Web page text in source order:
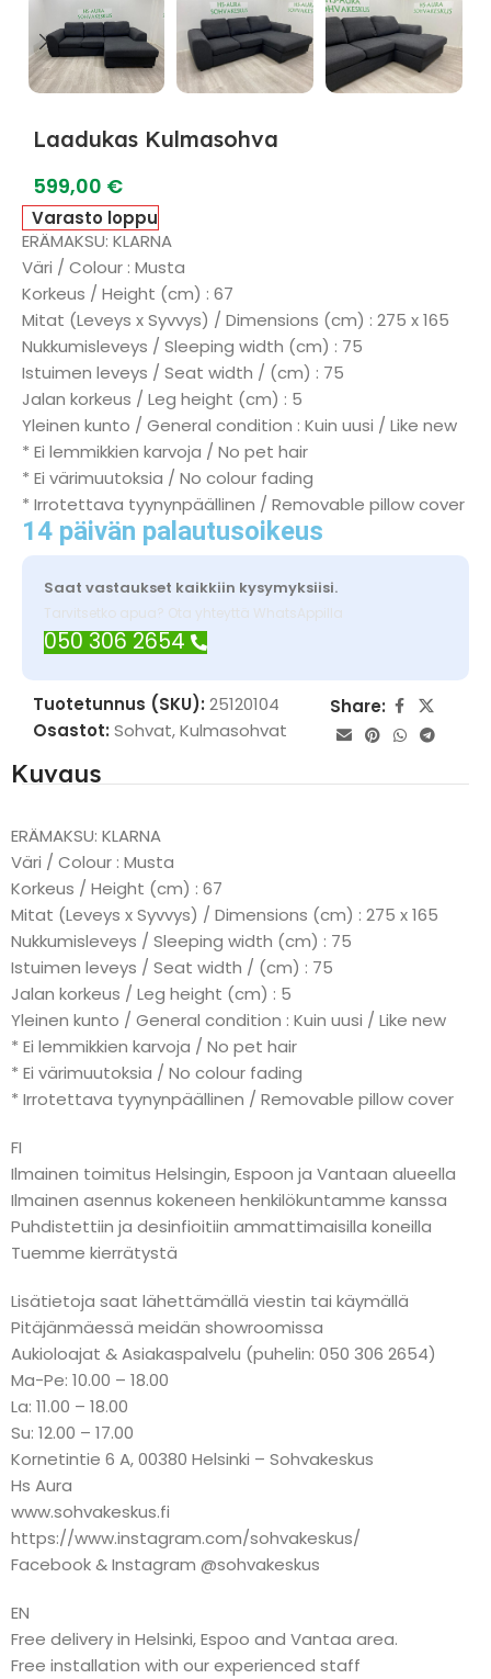
Laadukas Kulmasohva
599,00 €
Varasto loppu
ERÄMAKSU: KLARNA
Väri / Colour : Musta
Korkeus / Height (cm) : 67
Mitat (Leveys x Syvvys) / Dimensions (cm) : 275 x 165
Nukkumisleveys / Sleeping width (cm) : 75
Istuimen leveys / Seat width / (cm) : 75
Jalan korkeus / Leg height (cm) : 5
Yleinen kunto / General condition : Kuin uusi / Like new
* Ei lemmikkien karvoja / No pet hair
* Ei värimuutoksia / No colour fading
* Irrotettava tyynynpäällinen / Removable pillow cover
14 päivän palautusoikeus
Saat vastaukset kaikkiin kysymyksiisi.
Tarvitsetko apua? Ota yhteyttä WhatsAppilla
050 306 2654
Tuotetunnus (SKU): 25120104
Osastot: Sohvat,Kulmasohvat
Share:
Kuvaus
ERÄMAKSU: KLARNA
Väri / Colour : Musta
Korkeus / Height (cm) : 67
Mitat (Leveys x Syvvys) / Dimensions (cm) : 275 x 165
Nukkumisleveys / Sleeping width (cm) : 75
Istuimen leveys / Seat width / (cm) : 75
Jalan korkeus / Leg height (cm) : 5
Yleinen kunto / General condition : Kuin uusi / Like new
* Ei lemmikkien karvoja / No pet hair
* Ei värimuutoksia / No colour fading
* Irrotettava tyynynpäällinen / Removable pillow cover
FI
Ilmainen toimitus Helsingin, Espoon ja Vantaan alueella
Ilmainen asennus kokeneen henkilökuntamme kanssa
Puhdistettiin ja desinfioitiin ammattimaisilla koneilla
Tuemme kierrätystä
Lisätietoja saat lähettämällä viestin tai käymällä
Pitäjänmäessä meidän showroomissa
Aukioloajat & Asiakaspalvelu (puhelin: 050 306 2654)
Ma-Pe: 10.00 – 18.00
La: 11.00 – 18.00
Su: 12.00 – 17.00
Kornetintie 6 A, 00380 Helsinki – Sohvakeskus
Hs Aura
www.sohvakeskus.fi
https://www.instagram.com/sohvakeskus/
Facebook & Instagram @sohvakeskus
EN
Free delivery in Helsinki, Espoo and Vantaa area.
Free installation with our experienced staff